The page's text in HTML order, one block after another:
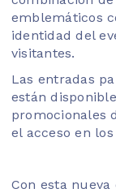
emblemáticos
identidad del
visitantes.
Las entradas
están
promocionales
el acceso en
Con esta